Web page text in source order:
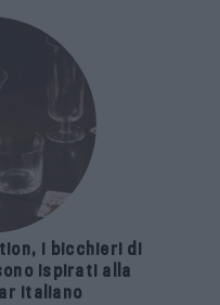
i bicchieri di
ispirati alla
italiano